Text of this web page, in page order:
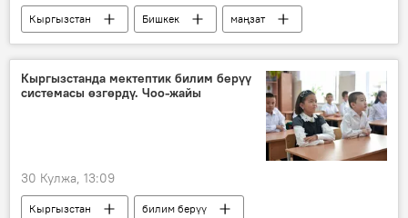
Кыргызстан Бишкек
маңзат
кылмыш
психотроптук каражаттар
жаза
Кыргызстанда мектептик билим берүү
системасы өзгөрдү. Чоо-жайы
30 Кулжа, 13:09
Кыргызстан
билим берүү